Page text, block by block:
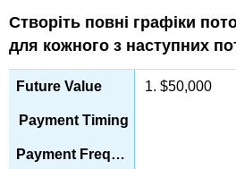
Створіть повні графіки
для кожного з наступних
1. $50,000